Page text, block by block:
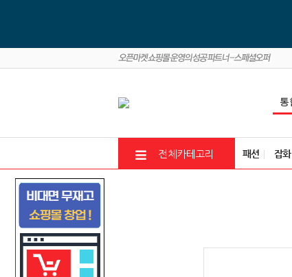
전체카테고리 패션 잡화